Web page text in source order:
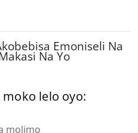
Emoniseli Na
Na Yo
moko lelo oyo:
molimo